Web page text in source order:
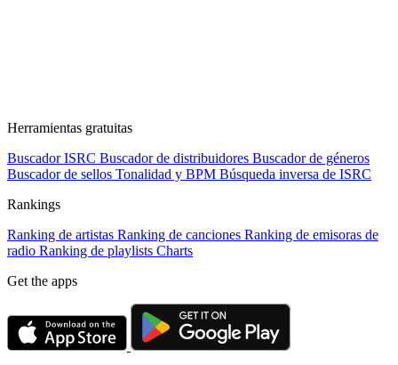
Herramientas gratuitas
Buscador ISRC Buscador de distribuidores Buscador de géneros
Buscador de sellos Tonalidad y BPM Búsqueda inversa de ISRC
Rankings
Ranking de artistas Ranking de canciones Ranking de emisoras de
radio Ranking de playlists Charts
Get the apps